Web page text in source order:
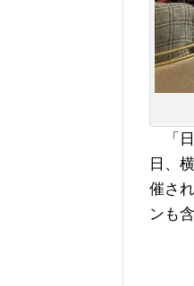
「日
日、
催さ
ンも